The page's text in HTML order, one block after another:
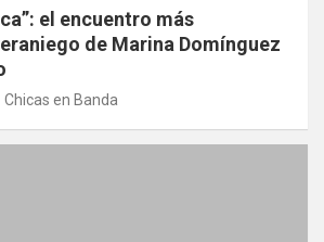
el encuentro más
de Marina Domínguez
Chicas en Banda